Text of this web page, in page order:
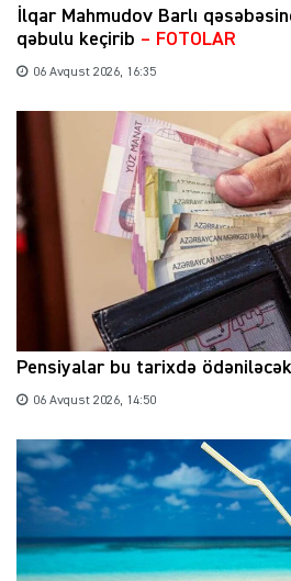
İlqar Mahmudov Barlı
qəbulu keçirib – FOTOLAR
06 Avqust 2026, 16:35
Pensiyalar bu tarixdə ödəniləcək
06 Avqust 2026, 14:50